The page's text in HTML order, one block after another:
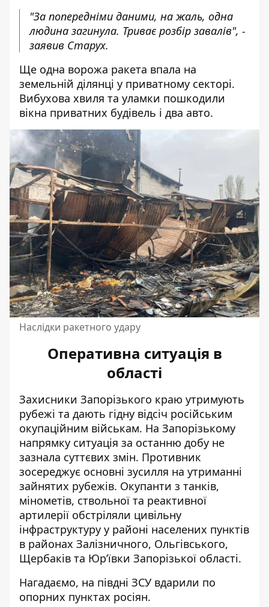
"За попередніми даними, на жаль, одна
людина загинула. Триває розбір завалів", -
заявив Старух.
Ще одна ворожа ракета впала на
земельній ділянці у приватному секторі.
Вибухова хвиля та уламки пошкодили
вікна приватних будівель і два авто.
Наслідки ракетного удару
Оперативна ситуація в
області
Захисники Запорізького краю утримують
рубежі та дають гідну відсіч російським
окупаційним військам. На Запорізькому
напрямку ситуація за останню добу не
зазнала суттєвих змін. Противник
зосереджує основні зусилля на утриманні
зайнятих рубежів. Окупанти з танків,
мінометів, ствольної та реактивної
артилерії обстріляли цивільну
інфраструктуру у районі населених пунктів
в районах Залізничного, Ольгівського,
Щербаків та Юр’ївки Запорізької області.
Нагадаємо, на півдні ЗСУ вдарили по
опорних пунктах росіян.